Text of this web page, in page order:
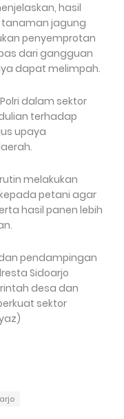
hasil
tanaman jagung
penyemprotan
dari gangguan
dapat melimpah.
dalam sektor
terhadap
upaya
melakukan
petani agar
hasil panen lebih
pendampingan
Sidoarjo
desa dan
sektor